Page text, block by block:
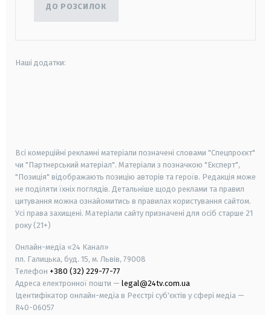
ДО РОЗСИЛОК
Наші додатки:
Всі комерційні рекламні матеріали позначені словами "Спецпроєкт"
чи "Партнерський матеріал". Матеріали з позначкою "Експерт",
"Позиція" відображають позицію авторів та героїв. Редакція може
не поділяти їхніх поглядів. Детальніше щодо реклами та правил
цитування можна ознайомитись в правилах користування сайтом.
Усі права захищені. Матеріали сайту призначені для осіб старше 21
року (21+)
Онлайн-медіа «24 Канал»
пл. Галицька, буд. 15, м. Львів, 79008
Телефон +380 (32) 229-77-77
Адреса електронної пошти — legal@24tv.com.ua
Ідентифікатор онлайн-медіа в Реєстрі суб'єктів у сфері медіа —
R40-06057